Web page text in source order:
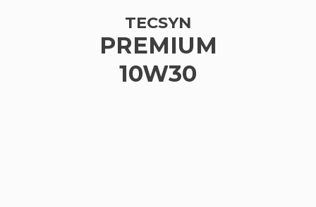
TECSYN
PREMIUM
10W30